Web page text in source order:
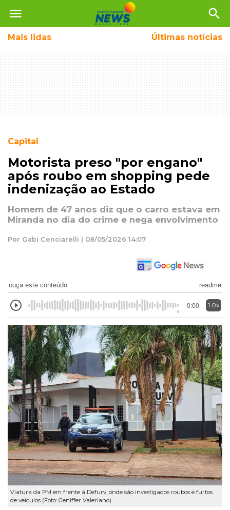
menu search
Mais lidas Últimas notícias
Capital
Motorista preso "por engano"
após roubo em shopping pede
indenização ao Estado
Homem de 47 anos diz que o carro estava em
Miranda no dia do crime e nega envolvimento
Por Gabi Cenciarelli | 08/05/2026 14:07
ouça este conteúdo readme
0:00 1.0x
Viatura da PM em frente à Defurv, onde são investigados roubos e furtos
de veículos (Foto: Geniffer Valeriano)